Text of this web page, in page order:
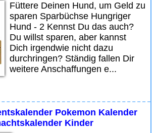
Füttere Deinen Hund, um Geld zu
sparen Sparbüchse Hungriger
Hund - 2 Kennst Du das auch?
Du willst sparen, aber kannst
Dich irgendwie nicht dazu
durchringen? Ständig fallen Dir
weitere Anschaffungen e...
Pokemon Kalender
Kinder